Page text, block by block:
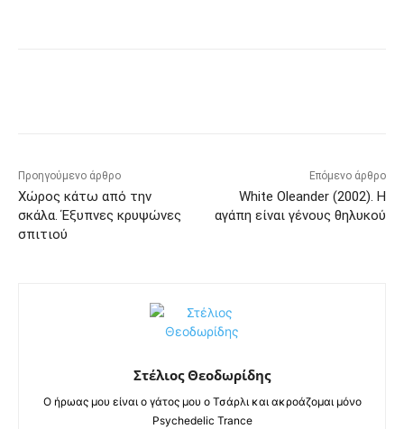
Προηγούμενο άρθρο
Χώρος κάτω από την
σκάλα. Έξυπνες κρυψώνες
σπιτιού
Επόμενο άρθρο
White Oleander (2002). Η
αγάπη είναι γένους θηλυκού
Στέλιος Θεοδωρίδης
Ο ήρωας μου είναι ο γάτος μου ο Τσάρλι και ακροάζομαι μόνο
Psychedelic Trance